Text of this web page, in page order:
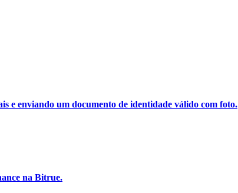
e enviando um documento de identidade válido com foto.
na Bitrue.